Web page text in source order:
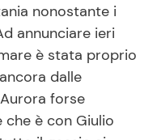
nonostante i
annunciare ieri
è stata proprio
dalle
forse
è con Giulio